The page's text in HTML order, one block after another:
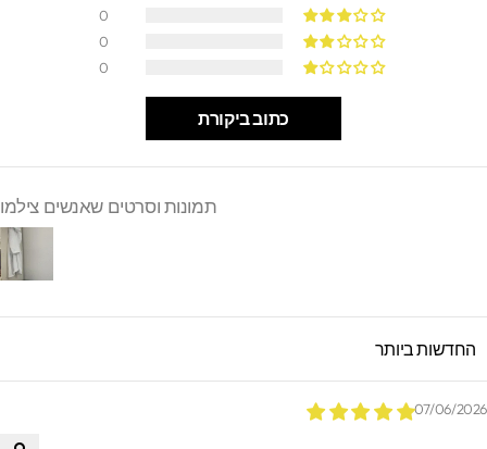
0
0
0
כתוב ביקורת
תמונות וסרטים שאנשים צילמו
SORT
07/06/